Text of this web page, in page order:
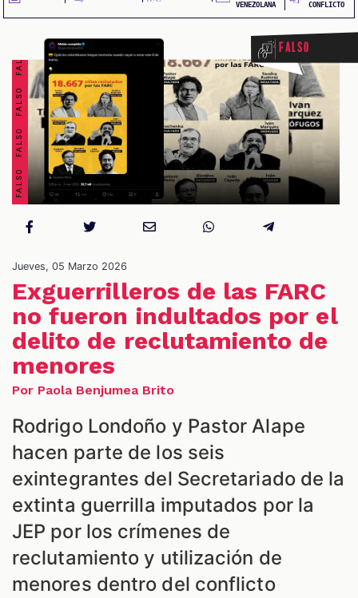
VENEZOLANA
CONFLICTO
Falso
Jueves, 05 Marzo 2026
Exguerrilleros de las FARC
no fueron indultados por el
delito de reclutamiento de
menores
Por Paola Benjumea Brito
Rodrigo Londoño y Pastor Alape
hacen parte de los seis
exintegrantes del Secretariado de la
extinta guerrilla imputados por la
JEP por los crímenes de
reclutamiento y utilización de
menores dentro del conflicto